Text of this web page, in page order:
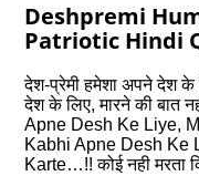
Deshpremi
Patriotic Hindi
देश-प्रेमी हमेशा अपने देश
देश के लिए, मारने की
Apne Desh Ke Liye,
Kabhi Apne Desh Ke
Karte…!! कोई नही मरता